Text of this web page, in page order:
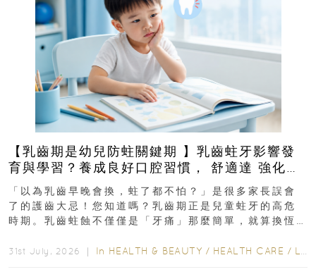
【乳齒期是幼兒防蛀關鍵期 】乳齒蛀牙影響發
育與學習？養成良好口腔習慣， 舒適達 強化琺
瑯質 兒童牙膏防護指南
「以為乳齒早晚會換，蛀了都不怕？」是很多家長誤會
了的護齒大忌！您知道嗎？乳齒期正是兒童蛀牙的高危
時期。乳齒蛀蝕不僅僅是「牙痛」那麼簡單，就算換恆
31st July, 2026 ｜ In HEALTH & BEAUTY / HEALTH CARE / LIFESTYLE